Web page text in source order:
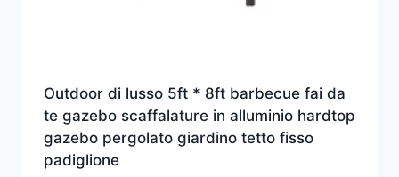
Outdoor di lusso 5ft * 8ft barbecue fai da
te gazebo scaffalature in alluminio hardtop
gazebo pergolato giardino tetto fisso
padiglione